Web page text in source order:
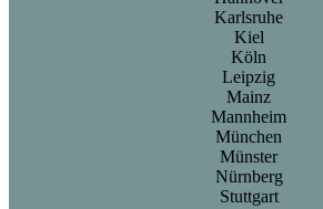
Karlsruhe
Kiel
Köln
Leipzig
Mainz
Mannheim
München
Münster
Nürnberg
Stuttgart